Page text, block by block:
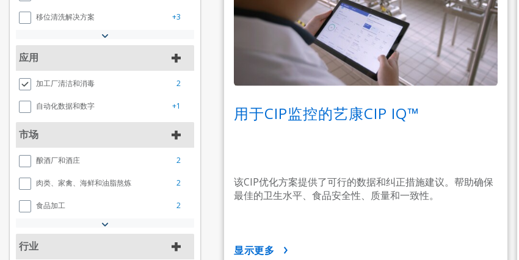
移位清洗解决方案 +3
应用
加工厂清洁和消毒 2
自动化数据和数字 +1
市场
酿酒厂和酒庄 2
肉类、家禽、海鲜和油脂熬炼 2
食品加工 2
行业
用于CIP监控的艺康CIP IQ™
该CIP优化方案提供了可行的数据和纠正措施建议。帮助确保
最佳的卫生水平、食品安全性、质量和一致性。
显示更多